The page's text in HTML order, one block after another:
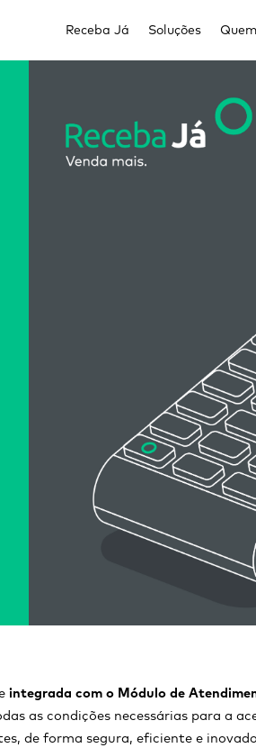
Receba Já Soluções
integrada com o Módulo de
as condições necessárias para a
de forma segura, eficiente e